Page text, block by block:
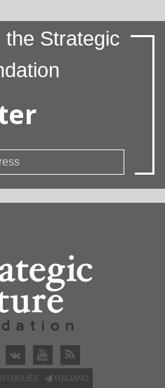
the Strategic
ITALIANO